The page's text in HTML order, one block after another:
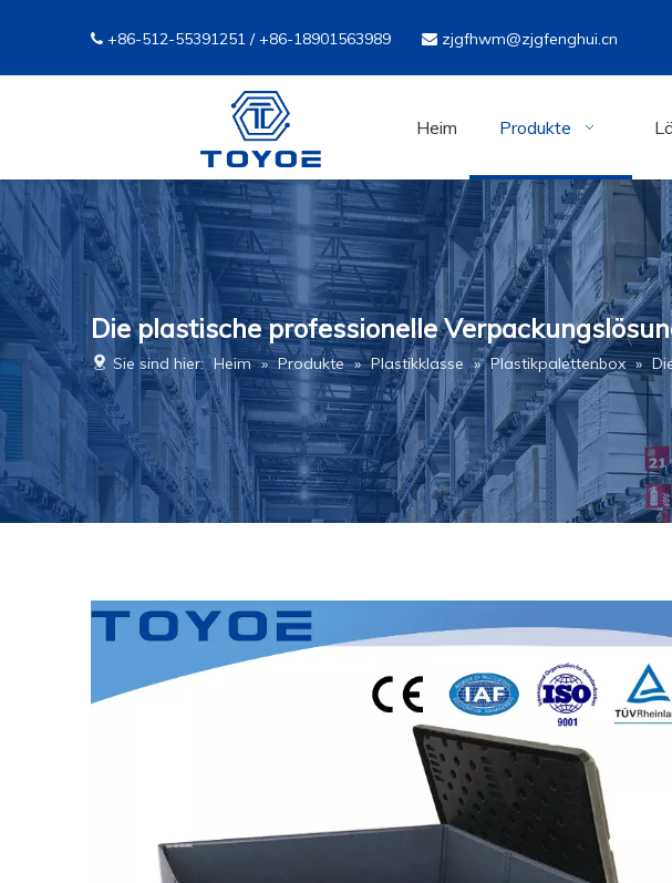
 +86-512-55391251 / +86-18901563989  zjgfhwm@zjgfenghui.cn
Heim Produkte
Die plastische professionelle
Sie sind hier: Heim » Produkte » Plastikklasse » Plastikpalettenbox »